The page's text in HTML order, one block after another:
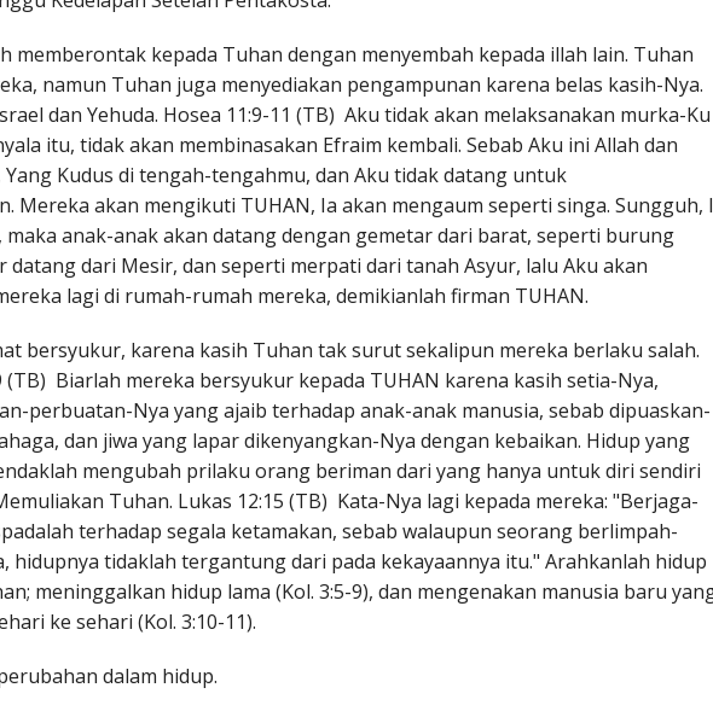
memberontak kepada Tuhan dengan menyembah kepada illah lain. Tuhan
namun Tuhan juga menyediakan pengampunan karena belas kasih-Nya.
dan Yehuda. Hosea 11:9-11 (TB) Aku tidak akan melaksanakan murka-Ku
itu, tidak akan membinasakan Efraim kembali. Sebab Aku ini Allah dan
Kudus di tengah-tengahmu, dan Aku tidak datang untuk
Mereka akan mengikuti TUHAN, Ia akan mengaum seperti singa. Sungguh,
maka anak-anak akan datang dengan gemetar dari barat, seperti burung
datang dari Mesir, dan seperti merpati dari tanah Asyur, lalu Aku akan
lagi di rumah-rumah mereka, demikianlah firman TUHAN.
bersyukur, karena kasih Tuhan tak surut sekalipun mereka berlaku salah.
(TB) Biarlah mereka bersyukur kepada TUHAN karena kasih setia-Nya,
perbuatan-Nya yang ajaib terhadap anak-anak manusia, sebab dipuaskan-
dan jiwa yang lapar dikenyangkan-Nya dengan kebaikan. Hidup yang
mengubah prilaku orang beriman dari yang hanya untuk diri sendiri
Tuhan. Lukas 12:15 (TB) Kata-Nya lagi kepada mereka: "Berjaga-
terhadap segala ketamakan, sebab walaupun seorang berlimpah-
hidupnya tidaklah tergantung dari pada kekayaannya itu." Arahkanlah hidup
meninggalkan hidup lama (Kol. 3:5-9), dan mengenakan manusia baru
ke sehari (Kol. 3:10-11).
dalam hidup.